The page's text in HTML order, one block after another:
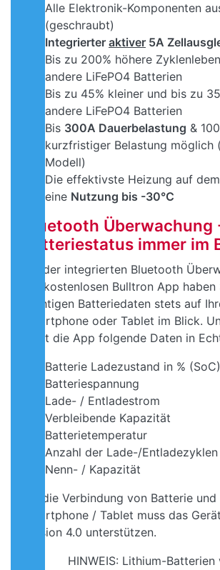
Alle Elektronik-Komponenten
(geschraubt)
Integrierter aktiver 5A
Bis zu 200% höhere
andere LiFePO4 Batterien
Bis zu 45% kleiner und bis zu
andere LiFePO4 Batterien
Bis 300A Dauerbelastung &
kurzfristiger Belastung möglich
Modell)
Die effektivste Heizung auf
eine Nutzung bis -30°C
Bluetooth Überwachung
Batteriestatus immer im
Mit der integrierten Bluetooth
der kostenlosen Bulltron App haben
wichtigen Batteriedaten stets auf
Smartphone oder Tablet im Blick.
zeigt die App folgende Daten in
Batterie Ladezustand in % (SoC)
Batteriespannung
Lade- / Entladestrom
Verbleibende Kapazität
Batterietemperatur
Anzahl der Lade-/Entladezyklen
Nenn- / Kapazität
Für die Verbindung von Batterie und
Smartphone / Tablet muss das
Version 4.0 unterstützen.
HINWEIS: Lithium-